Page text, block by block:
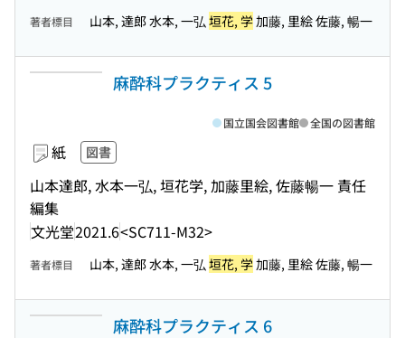
著者標目 山本, 達郎 水本, 一弘垣花, 学加藤, 里絵 佐藤, 暢一
麻酔科プラクティス 5
紙 図書
山本達郎, 水本一弘, 垣花学, 加藤里絵, 佐藤暢一 責任
編集
文光堂2021.6<SC711-M32>
国立国会図書館 全国の図書館
著者標目 山本, 達郎 水本, 一弘垣花, 学加藤, 里絵 佐藤, 暢一
麻酔科プラクティス 6